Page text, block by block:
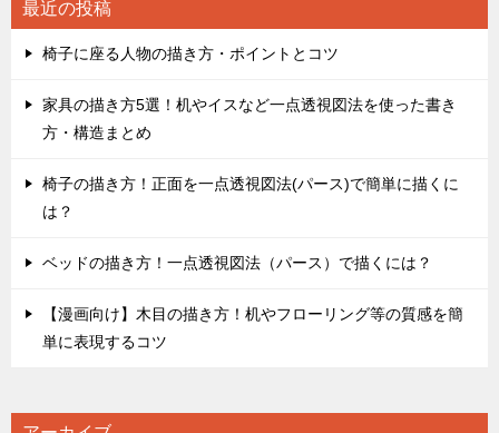
シ
ョ
最近の投稿
椅子に座る人物の描き方・ポイントとコツ
家具の描き方5選！机やイスなど一点透視図法を使った書き
方・構造まとめ
椅子の描き方！正面を一点透視図法(パース)で簡単に描くに
は？
ベッドの描き方！一点透視図法（パース）で描くには？
【漫画向け】木目の描き方！机やフローリング等の質感を簡
単に表現するコツ